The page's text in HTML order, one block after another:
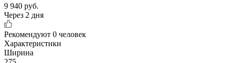
9 940 руб.
Через 2 дня
Рекомендуют 0 человек
Характеристики
Ширина